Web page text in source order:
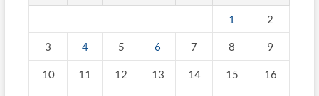
1 2
3 4 5 6 7 8 9
10 11 12 13 14 15 16